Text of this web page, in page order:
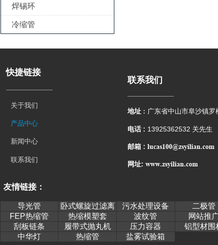
快捷链接
关于我们
产品中心
新闻中心
联系我们
地址 : 广东省中山市阜沙镇罗
电话 : 13925362532 关先生
邮箱 : lucas100@zsyilian.com
网址: www.zsyilian.com
联系我们
导光管
卧式螺旋过滤离
心机
污水处理设备
二极管
FEP热缩管
热缩模塑套 波纹管
网站推
刮板链条
履带式抛丸机 压力容器
铝型材围
中华灯
热缩管 盐雾试验箱
友情链接：
焊锡环
冷缩管